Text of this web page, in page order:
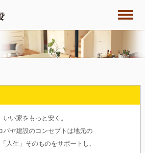
いい家をもっと安く。
バヤ建設のコンセプトは地元の
人生」そのものをサポートし、